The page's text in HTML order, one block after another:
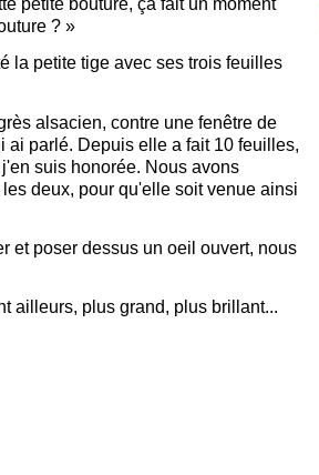
petite bouture, ça fait un moment
? »
la petite tige avec ses trois feuilles
alsacien, contre une fenêtre de
ai parlé. Depuis elle a fait 10 feuilles,
suis honorée. Nous avons
deux, pour qu'elle soit venue ainsi
et poser dessus un oeil ouvert, nous
ailleurs, plus grand, plus brillant...